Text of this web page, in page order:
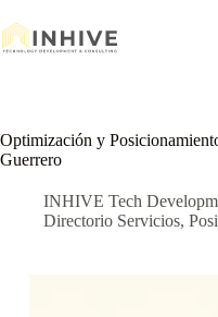
al
contenido
Optimización y
Guerrero
INHIVE Tech
Directorio Servicios,